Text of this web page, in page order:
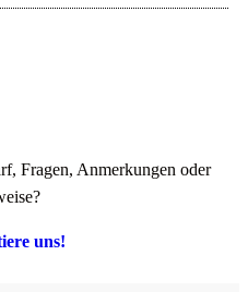
Fragen, Anmerkungen oder
uns!